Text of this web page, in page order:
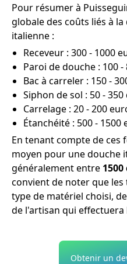
Pour résumer à
globale des coûts liés à
italienne :
Receveur : 300 - 1000
Paroi de douche : 100 -
Bac à carreler : 150 -
Siphon de sol : 50 - 350
Carrelage : 20 - 200
Étanchéité : 500 - 1500
En tenant compte de
moyen pour une douche
généralement entre
convient de noter que
type de matériel choisi,
de l'artisan qui effectuera
Obtenir un